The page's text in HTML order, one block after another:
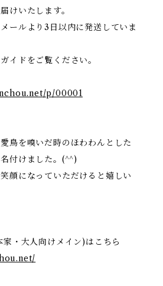
けいたします。
ールより3日以内に発送していま
イドをご覧ください。
p/00001
愛鳥を嗅いだ時のほわわんとした
付けました。(^^)
顔になっていただけると嬉しい
・大人向けメイン)はこちら